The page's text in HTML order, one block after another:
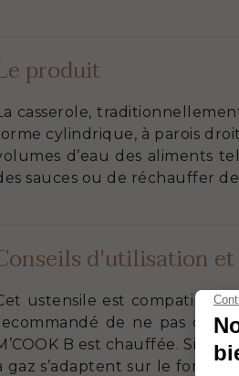
produit
casserole,
cylindrique, à parois
d’eau des aliments
sauces ou de réchauffer
d'utilisation
ustensile est compatible
de ne pas
B est chauffée. Si la
gaz s’adaptent sur le fond